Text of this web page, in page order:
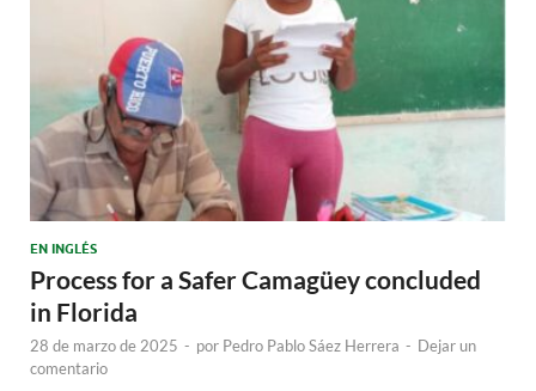
EN INGLÉS
Process for a Safer Camagüey concluded
in Florida
28 de marzo de 2025 - por Pedro Pablo Sáez Herrera - Dejar un
comentario